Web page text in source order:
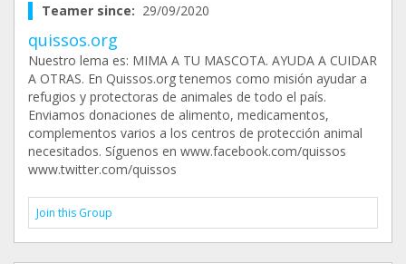
Teamer since: 29/09/2020
quissos.org
Nuestro lema es: MIMA A TU MASCOTA. AYUDA A CUIDAR
A OTRAS. En Quissos.org tenemos como misión ayudar a
refugios y protectoras de animales de todo el país.
Enviamos donaciones de alimento, medicamentos,
complementos varios a los centros de protección animal
necesitados. Síguenos en www.facebook.com/quissos
www.twitter.com/quissos
Join this Group